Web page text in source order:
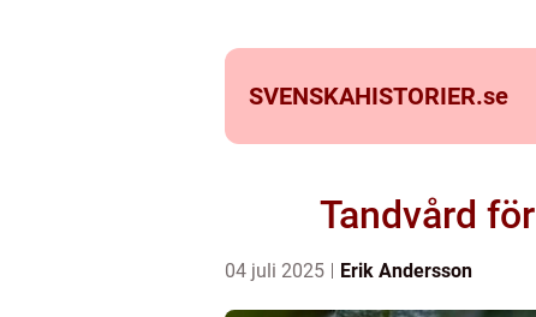
SVENSKAHISTORIER.se
Tandvård
04 juli 2025 Erik Andersson